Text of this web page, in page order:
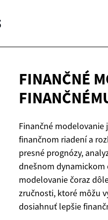
FINANČNÉ
Finančné
finančnom riadení a
presné prognózy,
dnešnom
modelovanie čoraz
zručnosti, ktoré môžu
dosiahnuť lepšie